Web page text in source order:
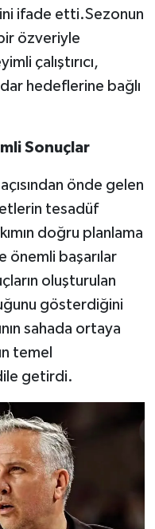
ifade etti.Sezonun
özveriyle
çalıştırıcı,
hedeflerine bağlı
Sonuçlar
önde gelen
tesadüf
doğru planlama
önemli başarılar
oluşturulan
gösterdiğini
sahada ortaya
temel
getirdi.